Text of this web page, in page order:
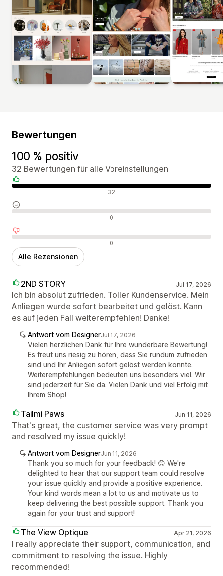
Bewertungen
100 % positiv
32 Bewertungen für alle Voreinstellungen
Positive Bewertungen 32
Neutrale Bewertungen 0
Negative Bewertungen 0
Alle Rezensionen
2ND STORY Jul 17, 2026
Ich bin absolut zufrieden. Toller Kundenservice. Mein
Anliegen wurde sofort bearbeitet und gelöst. Kann
es auf jeden Fall weiterempfehlen! Danke!
Antwort vom DesignerJul 17, 2026
Vielen herzlichen Dank für Ihre wunderbare Bewertung!
Es freut uns riesig zu hören, dass Sie rundum zufrieden
sind und Ihr Anliegen sofort gelöst werden konnte.
Weiterempfehlungen bedeuten uns besonders viel. Wir
sind jederzeit für Sie da. Vielen Dank und viel Erfolg mit
Ihrem Shop!
Tailmi Paws Jun 11, 2026
That's great, the customer service was very prompt
and resolved my issue quickly!
Antwort vom DesignerJun 11, 2026
Thank you so much for your feedback! 😊 We're
delighted to hear that our support team could resolve
your issue quickly and provide a positive experience.
Your kind words mean a lot to us and motivate us to
keep delivering the best possible support. Thank you
again for your trust and support!
The View Optique Apr 21, 2026
I really appreciate their support, communication, and
commitment to resolving the issue. Highly
recommended!